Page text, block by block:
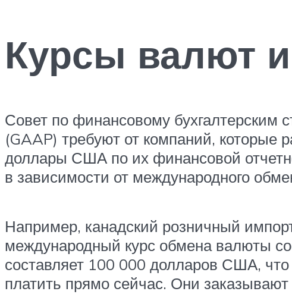
Курсы валют
Совет по финансовому бухгалтерским
(GAAP) требуют от компаний, которые
доллары США по их финансовой
в зависимости от международного
Например, канадский розничный
международный курс обмена валюты
составляет 100 000 долларов США,
платить прямо сейчас. Они заказывают